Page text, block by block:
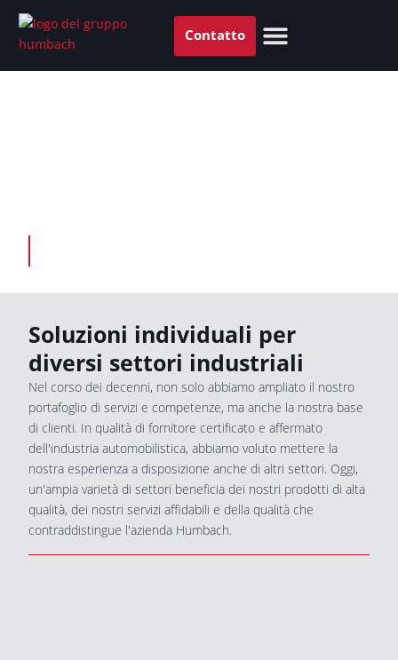
Zum
Inhalt
springen
Contatto
Soluzioni individuali per
diversi settori industriali
Nel corso dei decenni, non solo abbiamo ampliato il nostro
portafoglio di servizi e competenze, ma anche la nostra base
di clienti. In qualità di fornitore certificato e affermato
dell'industria automobilistica, abbiamo voluto mettere la
nostra esperienza a disposizione anche di altri settori. Oggi,
un'ampia varietà di settori beneficia dei nostri prodotti di alta
qualità, dei nostri servizi affidabili e della qualità che
contraddistingue l'azienda Humbach.